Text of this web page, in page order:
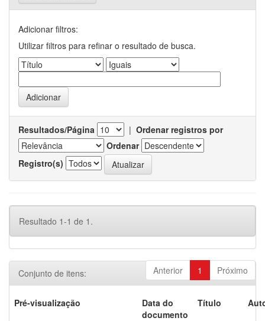
Adicionar filtros:
Utilizar filtros para refinar o resultado de busca.
Resultados/Página | Ordenar registros por
Ordenar
Registro(s)
Resultado 1-1 de 1.
Anterior 1 Próximo
Conjunto de itens:
Pré-visualização
Data do
documento
Título